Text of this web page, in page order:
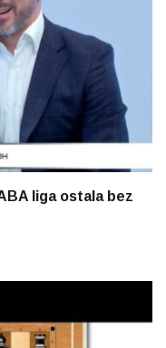
liga ostala bez